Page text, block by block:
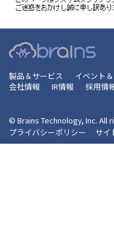
製品＆サービス イベント
会社情報
IR情報 採用情
© Brains Technology, Inc. All
プライバシーポリシー
サイ